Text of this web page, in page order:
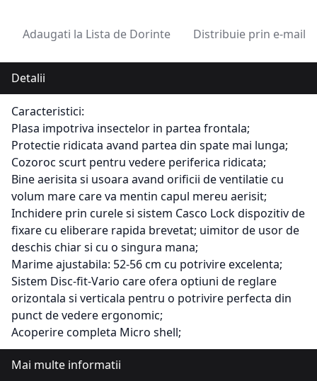
Adaugati la Lista de Dorinte Distribuie prin e-mail
Detalii
Caracteristici:
Plasa impotriva insectelor in partea frontala;
Protectie ridicata avand partea din spate mai lunga;
Cozoroc scurt pentru vedere periferica ridicata;
Bine aerisita si usoara avand orificii de ventilatie cu
volum mare care va mentin capul mereu aerisit;
Inchidere prin curele si sistem Casco Lock dispozitiv de
fixare cu eliberare rapida brevetat; uimitor de usor de
deschis chiar si cu o singura mana;
Marime ajustabila: 52-56 cm cu potrivire excelenta;
Sistem Disc-fit-Vario care ofera optiuni de reglare
orizontala si verticala pentru o potrivire perfecta din
punct de vedere ergonomic;
Acoperire completa Micro shell;
Mai multe informatii